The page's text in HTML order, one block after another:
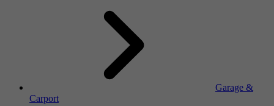
Garage &
Carport